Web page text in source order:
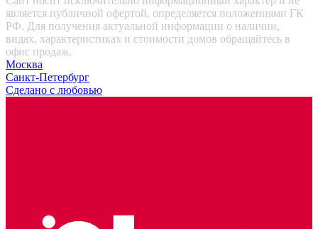
является публичной офертой, определяется положениями ГК
РФ. Для получения актуальной информации о наличии,
видах, характеристиках и стоимости домов обращайтесь в
офис продаж.
Москва
Санкт-Петербург
Сделано с любовью